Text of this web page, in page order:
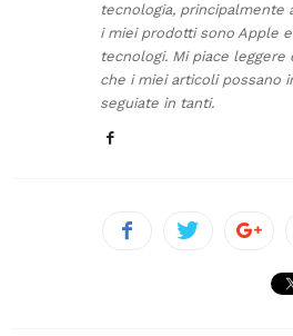
tecnologia, principalmente
i miei prodotti sono Apple
tecnologi. Mi piace
che i miei articoli possano
seguiate in tanti.